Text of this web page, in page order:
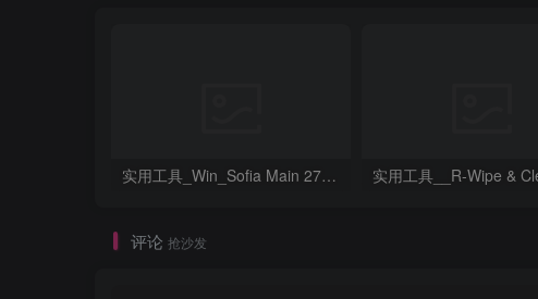
实用工具_Win_Sofia Main 2738资源下载地址_百度网盘迅雷BT
评论 抢沙发